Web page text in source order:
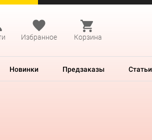
Избранное Корзина
Новинки Предзаказы Статьи